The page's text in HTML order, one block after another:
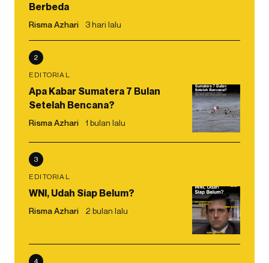
Berbeda
Risma Azhari 3 hari lalu
2
EDITORIAL
Apa Kabar Sumatera 7 Bulan
Setelah Bencana?
Risma Azhari 1 bulan lalu
3
EDITORIAL
WNI, Udah Siap Belum?
Risma Azhari 2 bulan lalu
4